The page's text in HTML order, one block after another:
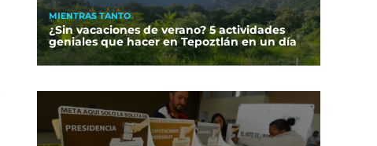
MIENTRAS TANTO
¿Sin vacaciones de verano? 5 actividades
geniales que hacer en Tepoztlán en un día